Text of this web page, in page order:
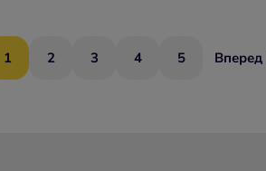
1 2 3 4 5 Вперед